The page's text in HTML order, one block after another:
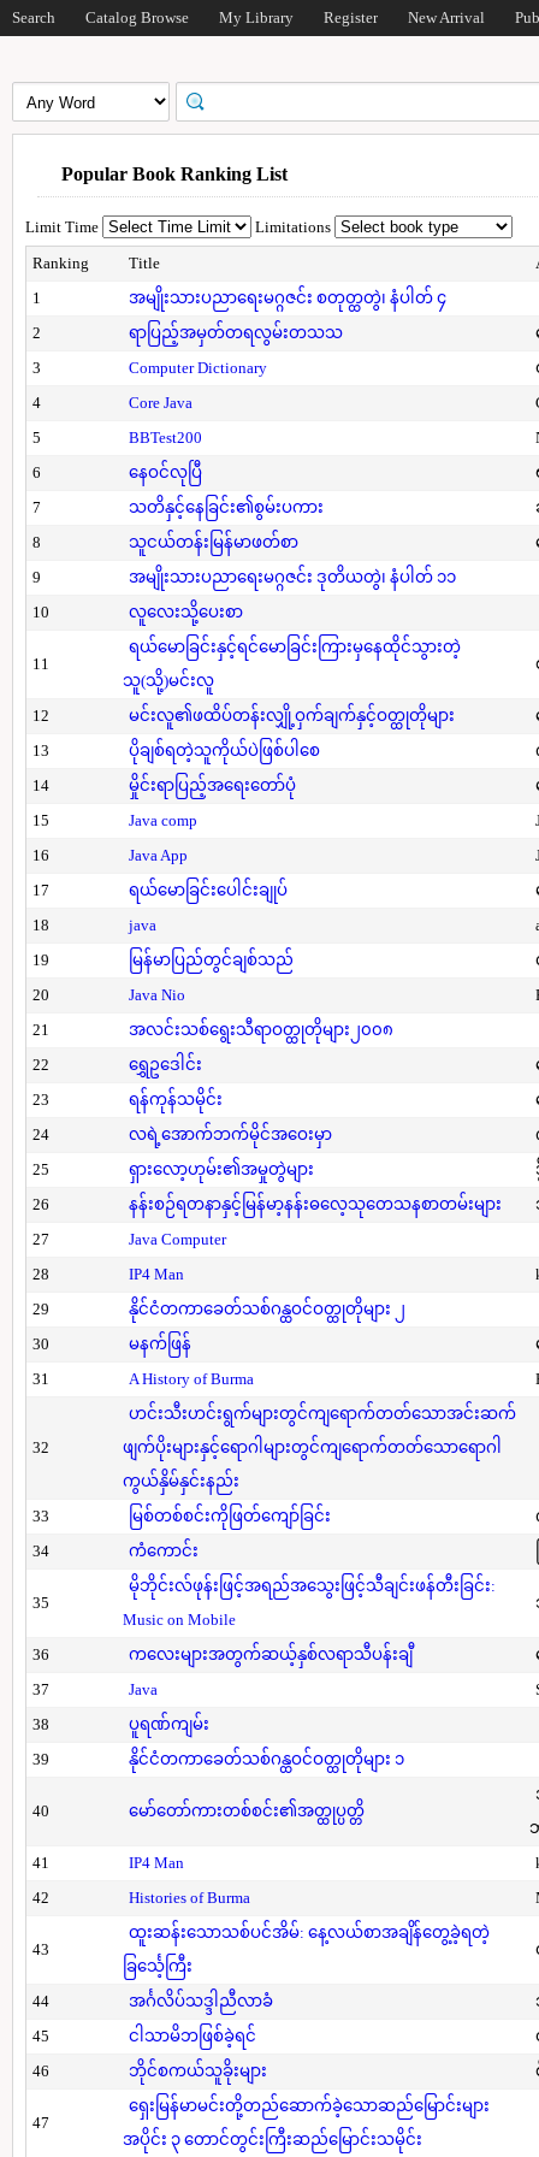
Search Catalog Browse My Library Register New Arrival
Popular Book Ranking List
Limit Time
Limitations
Ranking
Title
1
အမျိုးသားပညာရေးမဂ္ဂဇင်း စတုတ္ထတွဲ၊ နံပါတ် ၄
2
ရာပြည့်အမှတ်တရလွမ်းတသသ
3
Computer Dictionary
4
Core Java
5
BBTest200
6
နေဝင်လုပြီ
7
သတိနှင့်နေခြင်း၏စွမ်းပကား
8
သူငယ်တန်းမြန်မာဖတ်စာ
9
အမျိုးသားပညာရေးမဂ္ဂဇင်း ဒုတိယတွဲ၊ နံပါတ် ၁၁
10
လူလေးသို့ပေးစာ
11
ရယ်မောခြင်းနှင့်ရင်မောခြင်းကြားမှနေထိုင်သွားတဲ့
သူ(သို့)မင်းလူ
12 မင်းလူ၏ဖထိပ်တန်းလျှို့ဝှက်ချက်နှင့်ဝတ္ထုတိုများ
13
ပိုချစ်ရတဲ့သူကိုယ်ပဲဖြစ်ပါစေ
14
မှိုင်းရာပြည့်အရေးတော်ပုံ
15
Java comp
16
Java App
17
ရယ်မောခြင်းပေါင်းချုပ်
18
java
19
မြန်မာပြည်တွင်ချစ်သည်
20
Java Nio
21
အလင်းသစ်ရွေးသီရာဝတ္ထုတိုများ၂၀၀၈
22
ရွှေဥဒေါင်း
23
ရန်ကုန်သမိုင်း
24
လရဲ့အောက်ဘက်မိုင်အဝေးမှာ
25
ရှားလော့ဟုမ်း၏အမှုတွဲများ
26
နန်းစဉ်ရတနာနှင့်မြန်မာ့နန်းဓလေ့သုတေသနစာတမ်းများ
27
Java Computer
28
IP4 Man
29
နိုင်ငံတကာခေတ်သစ်ဂန္ထဝင်ဝတ္ထုတိုများ ၂
30
မနက်ဖြန်
31
A History of Burma
32
ဟင်းသီးဟင်းရွက်များတွင်ကျရောက်တတ်သောအင်းဆက်
ဖျက်ပိုးများနှင့်ရောဂါများတွင်ကျရောက်တတ်သောရောဂါ
ကွယ်နှိမ်နှင်းနည်း
33
မြစ်တစ်စင်းကိုဖြတ်ကျော်ခြင်း
34
ကံကောင်း
35
မိုဘိုင်းလ်ဖုန်းဖြင့်အရည်အသွေးဖြင့်သီချင်းဖန်တီးခြင်း:
Music on Mobile
36 ကလေးများအတွက်ဆယ့်နှစ်လရာသီပန်းချီ
37
Java
38
ပူရဏ်ကျမ်း
39
နိုင်ငံတကာခေတ်သစ်ဂန္ထဝင်ဝတ္ထုတိုများ ၁
40 မော်တော်ကားတစ်စင်း၏အတ္ထုပ္ပတ္တိ
41
IP4 Man
42
Histories of Burma
43
ထူးဆန်းသောသစ်ပင်အိမ်: နေ့လယ်စာအချိန်တွေ့ခဲ့ရတဲ့
ခြင်္သေ့ကြီး
44 အင်္ဂလိပ်သဒ္ဒါညီလာခံ
45
ငါသာမိဘဖြစ်ခဲ့ရင်
46
ဘိုင်စကယ်သူခိုးများ
47
ရှေးမြန်မာမင်းတို့တည်ဆောက်ခဲ့သောဆည်မြောင်းများ
အပိုင်း ၃ တောင်တွင်းကြီးဆည်မြောင်းသမိုင်း